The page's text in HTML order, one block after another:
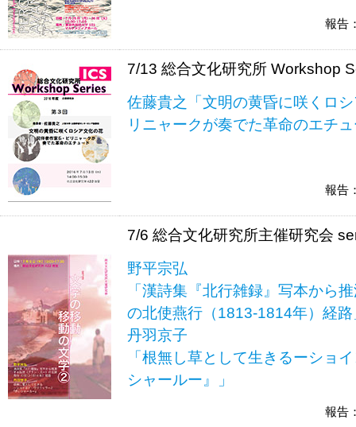
報告
7/13 総合文化研究所 Workshop
佐藤貴之「文明の黄昏に咲くロ
リニャークが奏でた革命のエチ
報告
7/6 総合文化研究所主催研究会
野平宗弘
「漢詩集『北行雑録』写本から
の北使燕行（1813-1814年）経路
丹羽京子
「根無し草として生きるーショ
シャールー』」
報告